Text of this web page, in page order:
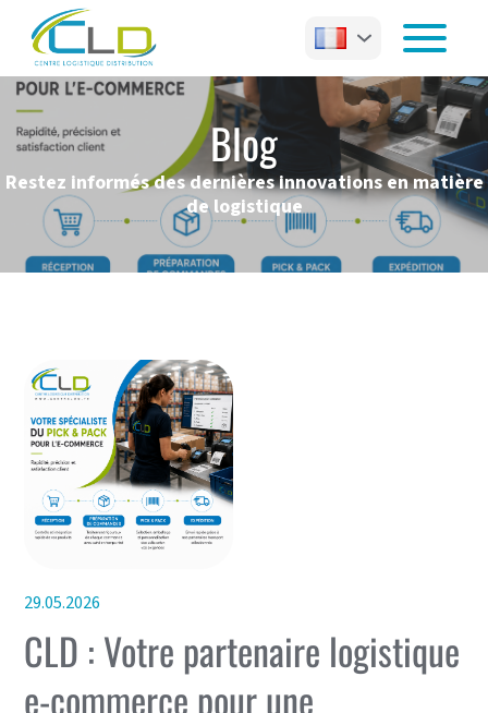
Blog
Restez informés des dernières innovations en matière
de logistique
29.05.2026
CLD : Votre partenaire logistique
e-commerce pour une